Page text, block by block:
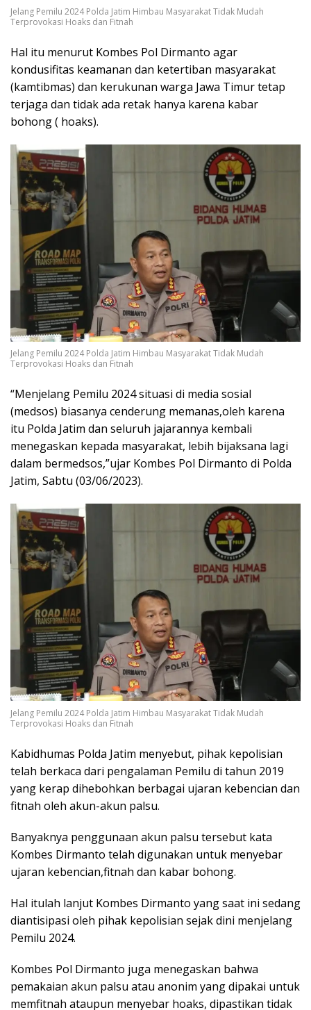
Jelang Pemilu 2024 Polda Jatim Himbau Masyarakat Tidak Mudah
Terprovokasi Hoaks dan Fitnah
Hal itu menurut Kombes Pol Dirmanto agar
kondusifitas keamanan dan ketertiban masyarakat
(kamtibmas) dan kerukunan warga Jawa Timur tetap
terjaga dan tidak ada retak hanya karena kabar
bohong ( hoaks).
Jelang Pemilu 2024 Polda Jatim Himbau Masyarakat Tidak Mudah
Terprovokasi Hoaks dan Fitnah
“Menjelang Pemilu 2024 situasi di media sosial
(medsos) biasanya cenderung memanas,oleh karena
itu Polda Jatim dan seluruh jajarannya kembali
menegaskan kepada masyarakat, lebih bijaksana lagi
dalam bermedsos,”ujar Kombes Pol Dirmanto di Polda
Jatim, Sabtu (03/06/2023).
Jelang Pemilu 2024 Polda Jatim Himbau Masyarakat Tidak Mudah
Terprovokasi Hoaks dan Fitnah
Kabidhumas Polda Jatim menyebut, pihak kepolisian
telah berkaca dari pengalaman Pemilu di tahun 2019
yang kerap dihebohkan berbagai ujaran kebencian dan
fitnah oleh akun-akun palsu.
Banyaknya penggunaan akun palsu tersebut kata
Kombes Dirmanto telah digunakan untuk menyebar
ujaran kebencian,fitnah dan kabar bohong.
Hal itulah lanjut Kombes Dirmanto yang saat ini sedang
diantisipasi oleh pihak kepolisian sejak dini menjelang
Pemilu 2024.
Kombes Pol Dirmanto juga menegaskan bahwa
pemakaian akun palsu atau anonim yang dipakai untuk
memfitnah ataupun menyebar hoaks, dipastikan tidak